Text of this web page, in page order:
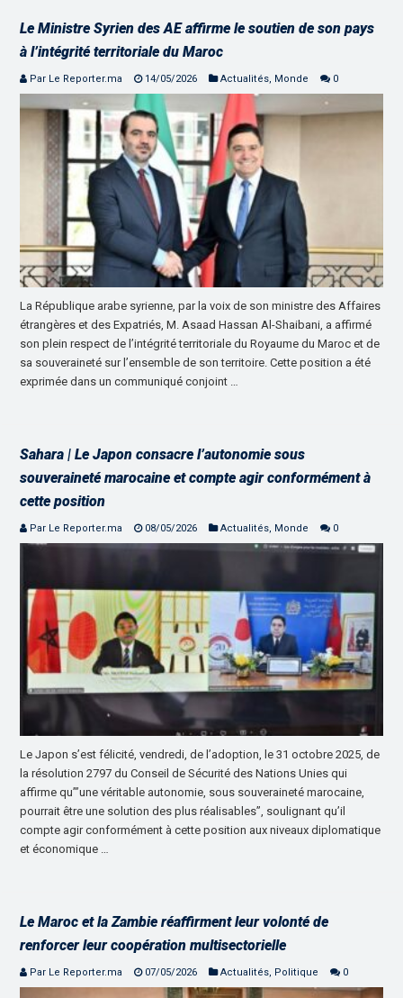
Le Ministre Syrien des AE affirme le soutien de son pays
à l’intégrité territoriale du Maroc
Par Le Reporter.ma 14/05/2026 Actualités, Monde 0
La République arabe syrienne, par la voix de son ministre des Affaires
étrangères et des Expatriés, M. Asaad Hassan Al-Shaibani, a affirmé
son plein respect de l’intégrité territoriale du Royaume du Maroc et de
sa souveraineté sur l’ensemble de son territoire. Cette position a été
exprimée dans un communiqué conjoint …
Sahara | Le Japon consacre l’autonomie sous
souveraineté marocaine et compte agir conformément à
cette position
Par Le Reporter.ma 08/05/2026 Actualités, Monde 0
Le Japon s’est félicité, vendredi, de l’adoption, le 31 octobre 2025, de
la résolution 2797 du Conseil de Sécurité des Nations Unies qui
affirme qu’”une véritable autonomie, sous souveraineté marocaine,
pourrait être une solution des plus réalisables”, soulignant qu’il
compte agir conformément à cette position aux niveaux diplomatique
et économique …
Le Maroc et la Zambie réaffirment leur volonté de
renforcer leur coopération multisectorielle
Par Le Reporter.ma 07/05/2026 Actualités, Politique 0